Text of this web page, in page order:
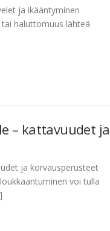
ja ikääntyminen
haluttomuus lähteä
– kattavuudet ja
ja korvausperusteet
voi tulla